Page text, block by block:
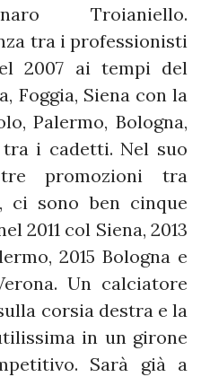
Troianiello.
tra i professionisti
2007 ai tempi del
Foggia, Siena con la
Palermo, Bologna,
tra i cadetti. Nel suo
promozioni tra
ci sono ben cinque
2011 col Siena, 2013
2015 Bologna e
Un calciatore
corsia destra e la
in un girone
Sarà già a